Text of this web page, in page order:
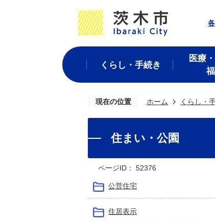
くらし・手続き
医療
現在の位置 ホーム くらし・
住まい・公園
ページID： 52376
公営住宅
住居表示